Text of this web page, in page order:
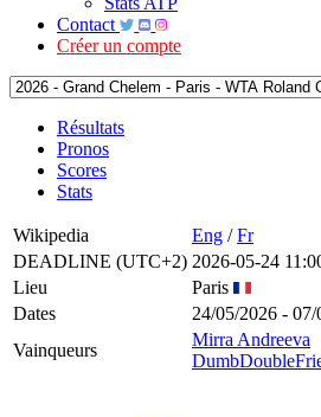
Contact
Créer un compte
Résultats
Pronos
Scores
Stats
Wikipedia Eng /Fr
DEADLINE (UTC+2) 2026-05-24
Lieu
Paris
Dates
24/05/2026 - 07/
Vainqueurs
Mirra Andreeva